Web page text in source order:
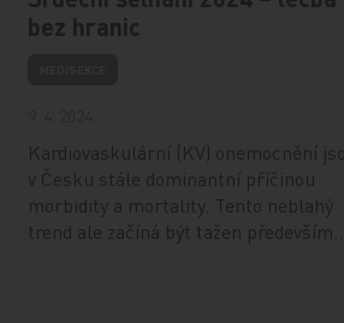
bez hranic
Kardiovaskulární (KV) onemocnění
v Česku stále dominantní příčinou
morbidity a mortality. Tento neblahý
trend ale začíná být tažen především…